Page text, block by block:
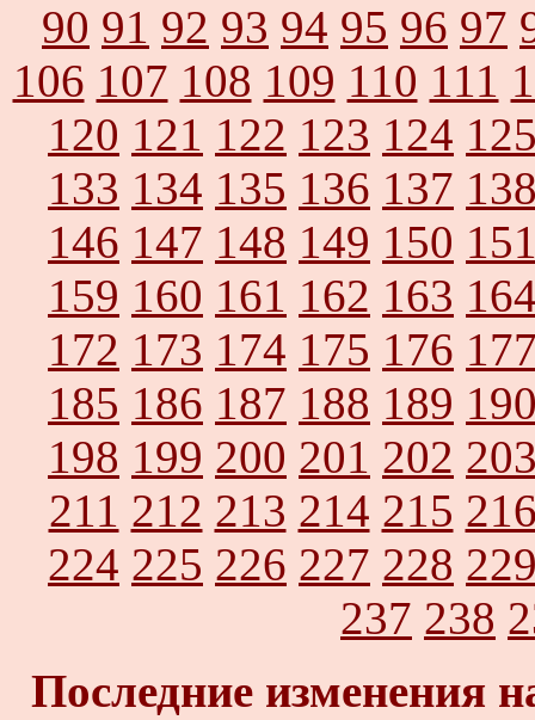
90 91 92 93 94 95 96 97
106 107 108 109 110 111
120 121 122 123 124
133 134 135 136 137
146 147 148 149 150
159 160 161 162 163
172 173 174 175 176
185 186 187 188 189
198 199 200 201 202
211 212 213 214 215
224 225 226 227 228
237 238
Последние изменения